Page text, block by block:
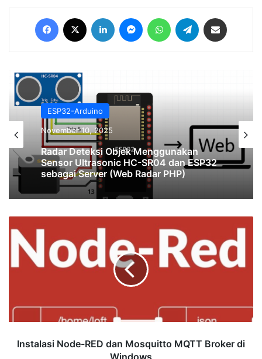
Facebook LinkedIn MessengerWhatsAppTelegram
ESP32-Arduino
November 10, 2025
Radar Deteksi Objek Menggunakan
Sensor Ultrasonic HC-SR04 dan ESP32
sebagai Server (Web Radar PHP)
Node-
RED
Mosquitto
di
Windows
Instalasi Node-RED dan Mosquitto MQTT Broker di
Windows